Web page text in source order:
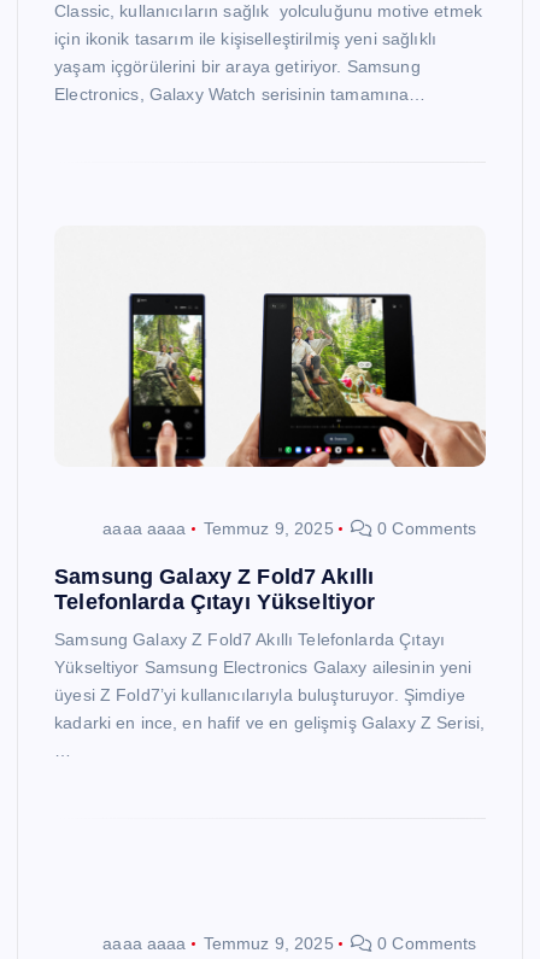
Classic, kullanıcıların sağlık yolculuğunu motive etmek
için ikonik tasarım ile kişiselleştirilmiş yeni sağlıklı
yaşam içgörülerini bir araya getiriyor. Samsung
Electronics, Galaxy Watch serisinin tamamına…
aaaa aaaa Temmuz 9, 2025 0 Comments
Samsung Galaxy Z Fold7 Akıllı
Telefonlarda Çıtayı Yükseltiyor
Samsung Galaxy Z Fold7 Akıllı Telefonlarda Çıtayı
Yükseltiyor Samsung Electronics Galaxy ailesinin yeni
üyesi Z Fold7’yi kullanıcılarıyla buluşturuyor. Şimdiye
kadarki en ince, en hafif ve en gelişmiş Galaxy Z Serisi,
aaaa aaaa Temmuz 9, 2025 0 Comments